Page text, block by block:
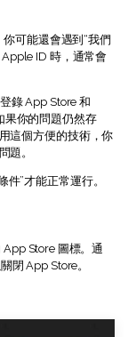
可能還會遇到“我們
ID 時，通常會
錄 App Store 和
果你的問題仍然存
這個方便的技術，你
題。
”才能正常運行。
Store 圖標。通
閉 App Store。